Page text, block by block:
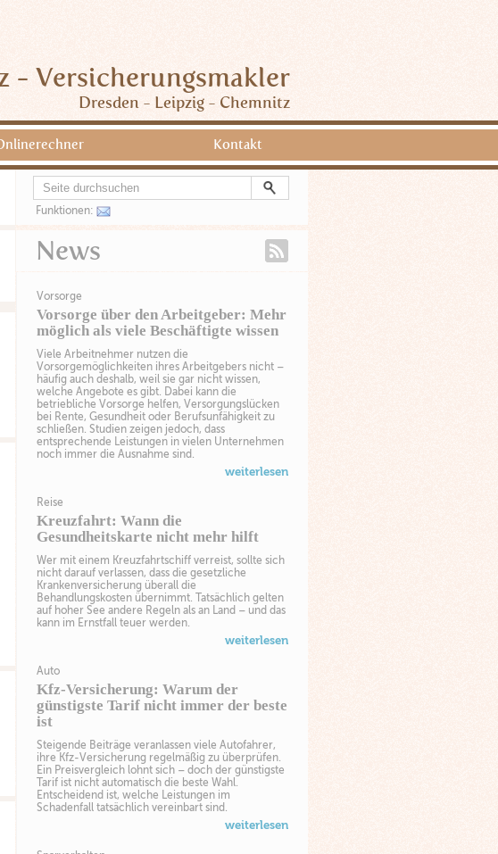
- Versicherungsmakler
Dresden - Leipzig - Chemnitz
Kontakt
Funktionen:
News
Vorsorge
Vorsorge über den Arbeitgeber: Mehr
möglich als viele Beschäftigte wissen
Viele Arbeitnehmer nutzen die
Vorsorgemöglichkeiten ihres Arbeitgebers nicht –
häufig auch deshalb, weil sie gar nicht wissen,
welche Angebote es gibt. Dabei kann die
betriebliche Vorsorge helfen, Versorgungslücken
bei Rente, Gesundheit oder Berufsunfähigkeit zu
schließen. Studien zeigen jedoch, dass
entsprechende Leistungen in vielen Unternehmen
noch immer die Ausnahme sind.
weiterlesen
Reise
Kreuzfahrt: Wann die
Gesundheitskarte nicht mehr hilft
Wer mit einem Kreuzfahrtschiff verreist, sollte sich
nicht darauf verlassen, dass die gesetzliche
Krankenversicherung überall die
Behandlungskosten übernimmt. Tatsächlich gelten
auf hoher See andere Regeln als an Land – und das
kann im Ernstfall teuer werden.
weiterlesen
Auto
Kfz-Versicherung: Warum der
günstigste Tarif nicht immer der beste
ist
Steigende Beiträge veranlassen viele Autofahrer,
ihre Kfz-Versicherung regelmäßig zu überprüfen.
Ein Preisvergleich lohnt sich – doch der günstigste
Tarif ist nicht automatisch die beste Wahl.
Entscheidend ist, welche Leistungen im
Schadenfall tatsächlich vereinbart sind.
weiterlesen